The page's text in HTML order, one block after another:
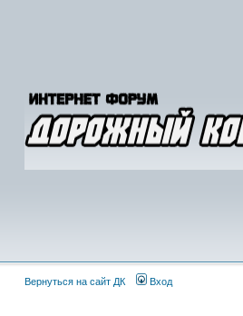
Вернуться на сайт ДК Вход